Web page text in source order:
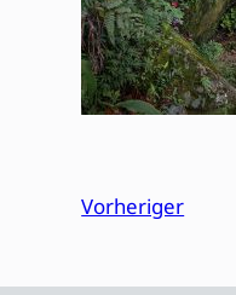
Vorheriger